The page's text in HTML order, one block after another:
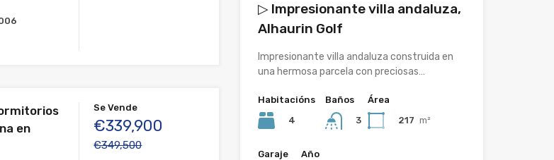
en
Se Vende
€339,900
€349,500
▷ Impresionante villa andaluza,
Alhaurin Golf
Impresionante villa andaluza construida en
una hermosa parcela con preciosas…
Habitacións
4
Baños
3
Área
217 m²
Garaje
Año